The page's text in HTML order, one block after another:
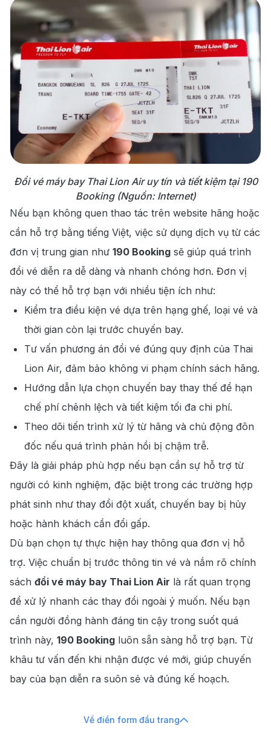
Đổi vé máy bay Thai Lion Air uy tín và tiết kiệm tại 190
Booking (Nguồn: Internet)
Nếu bạn không quen thao tác trên website hãng hoặc
cần hỗ trợ bằng tiếng Việt, việc sử dụng dịch vụ từ các
đơn vị trung gian như 190 Booking sẽ giúp quá trình
đổi vé diễn ra dễ dàng và nhanh chóng hơn. Đơn vị
này có thể hỗ trợ bạn với nhiều tiện ích như:
Kiểm tra điều kiện vé dựa trên hạng ghế, loại vé và
thời gian còn lại trước chuyến bay.
Tư vấn phương án đổi vé đúng quy định của Thai
Lion Air, đảm bảo không vi phạm chính sách hãng.
Hướng dẫn lựa chọn chuyến bay thay thế để hạn
chế phí chênh lệch và tiết kiệm tối đa chi phí.
Theo dõi tiến trình xử lý từ hãng và chủ động đôn
đốc nếu quá trình phản hồi bị chậm trễ.
Đây là giải pháp phù hợp nếu bạn cần sự hỗ trợ từ
người có kinh nghiệm, đặc biệt trong các trường hợp
phát sinh như thay đổi đột xuất, chuyến bay bị hủy
hoặc hành khách cần đổi gấp.
Dù bạn chọn tự thực hiện hay thông qua đơn vị hỗ
trợ. Việc chuẩn bị trước thông tin vé và nắm rõ chính
sách đổi vé máy bay Thai Lion Air là rất quan trọng
để xử lý nhanh các thay đổi ngoài ý muốn. Nếu bạn
cần người đồng hành đáng tin cậy trong suốt quá
trình này, 190 Booking luôn sẵn sàng hỗ trợ bạn. Từ
khâu tư vấn đến khi nhận được vé mới, giúp chuyến
bay của bạn diễn ra suôn sẻ và đúng kế hoạch.
Về điền form đầu trang